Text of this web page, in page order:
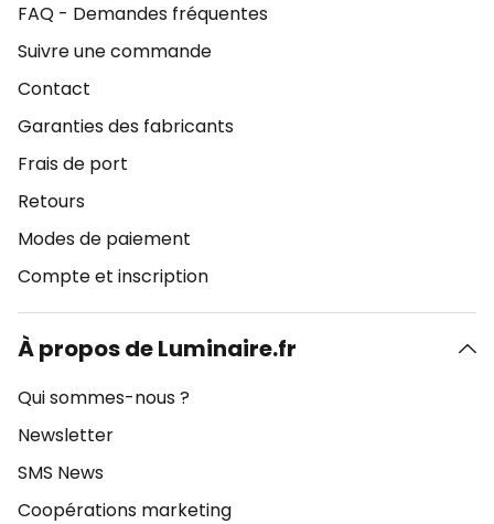
FAQ - Demandes fréquentes
Suivre une commande
Contact
Garanties des fabricants
Frais de port
Retours
Modes de paiement
Compte et inscription
À propos de Luminaire.fr
Qui sommes-nous ?
Newsletter
SMS News
Coopérations marketing